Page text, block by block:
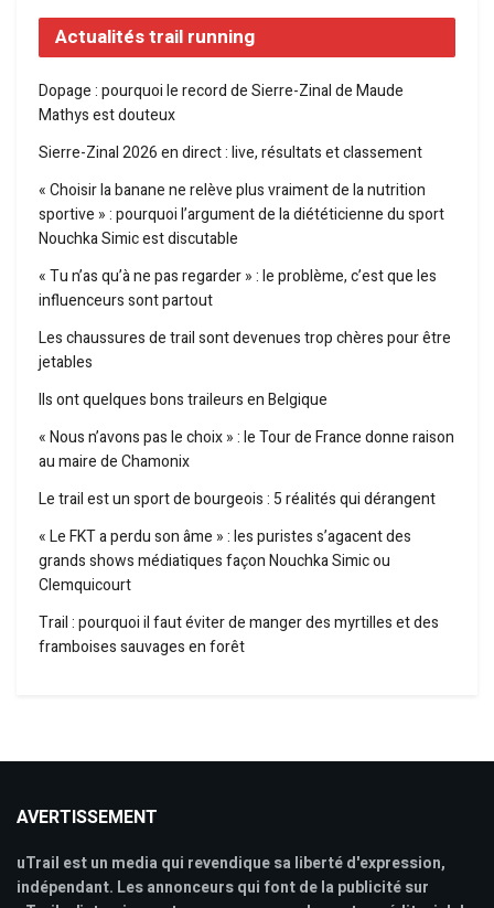
Actualités trail running
Dopage : pourquoi le record de Sierre-Zinal de Maude
Mathys est douteux
Sierre-Zinal 2026 en direct : live, résultats et classement
« Choisir la banane ne relève plus vraiment de la nutrition
sportive » : pourquoi l’argument de la diététicienne du sport
Nouchka Simic est discutable
« Tu n’as qu’à ne pas regarder » : le problème, c’est que les
influenceurs sont partout
Les chaussures de trail sont devenues trop chères pour être
jetables
Ils ont quelques bons traileurs en Belgique
« Nous n’avons pas le choix » : le Tour de France donne raison
au maire de Chamonix
Le trail est un sport de bourgeois : 5 réalités qui dérangent
« Le FKT a perdu son âme » : les puristes s’agacent des
grands shows médiatiques façon Nouchka Simic ou
Clemquicourt
Trail : pourquoi il faut éviter de manger des myrtilles et des
framboises sauvages en forêt
AVERTISSEMENT
uTrail est un media qui revendique sa liberté d'expression,
indépendant. Les annonceurs qui font de la publicité sur